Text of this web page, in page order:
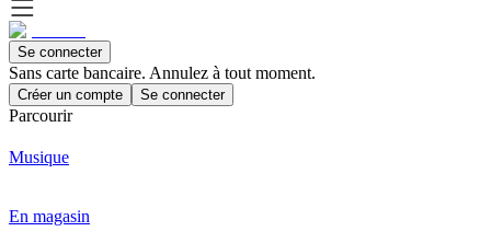
Se connecter
Sans carte bancaire. Annulez à tout moment.
Créer un compte Se connecter
Parcourir
Musique
En magasin